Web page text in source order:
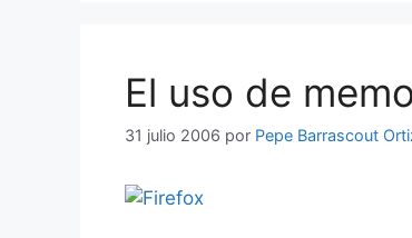
El uso de
31 julio 2006 por Pepe Barrascout